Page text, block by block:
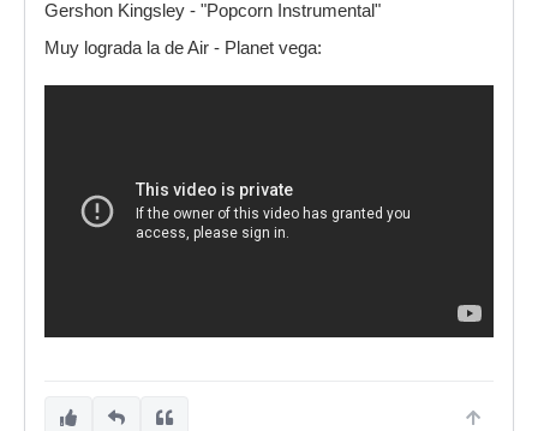
Gershon Kingsley - "Popcorn Instrumental"
Muy lograda la de Air - Planet vega: